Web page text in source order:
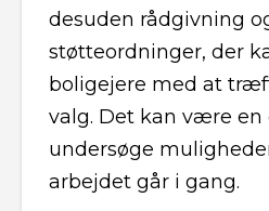
desuden rådgivning
støtteordninger, der
boligejere med at
valg. Det kan være en
undersøge
arbejdet går i gang.